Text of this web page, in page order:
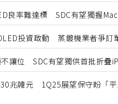
良率難達標 SDC有望獨握
投資啟動 蒸鍍機業者爭訂
讓位 SDC有望獨供首批折疊
兆韓元 1Q25展望保守盼「